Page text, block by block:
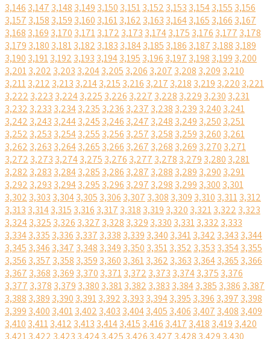
3,146 3,147 3,148 3,149 3,150 3,1513,152 3,153 3,1543,155 3,156
3,157 3,158 3,159 3,160 3,1613,162 3,163 3,1643,165 3,166 3,167
3,168 3,169 3,170 3,1713,172 3,173 3,1743,175 3,176 3,177 3,178
3,179 3,180 3,1813,182 3,183 3,1843,185 3,186 3,187 3,188 3,189
3,190 3,1913,192 3,193 3,1943,195 3,196 3,197 3,198 3,199 3,200
3,2013,202 3,203 3,2043,205 3,206 3,207 3,208 3,209 3,210
3,2113,212 3,213 3,2143,215 3,216 3,217 3,218 3,219 3,220 3,221
3,222 3,223 3,2243,225 3,226 3,227 3,228 3,229 3,230 3,231
3,232 3,233 3,2343,235 3,236 3,237 3,238 3,239 3,240 3,241
3,242 3,243 3,2443,245 3,246 3,247 3,248 3,249 3,250 3,251
3,252 3,253 3,2543,255 3,256 3,257 3,258 3,259 3,260 3,261
3,262 3,263 3,2643,265 3,266 3,267 3,268 3,269 3,270 3,271
3,272 3,273 3,2743,275 3,276 3,277 3,278 3,279 3,280 3,281
3,282 3,283 3,2843,285 3,286 3,287 3,288 3,289 3,290 3,291
3,292 3,293 3,2943,295 3,296 3,297 3,298 3,299 3,300 3,301
3,302 3,303 3,3043,305 3,306 3,307 3,308 3,309 3,310 3,3113,312
3,313 3,3143,315 3,316 3,317 3,318 3,319 3,320 3,3213,322 3,323
3,3243,325 3,326 3,327 3,328 3,329 3,330 3,3313,332 3,333
3,3343,335 3,336 3,337 3,338 3,339 3,340 3,3413,342 3,343 3,344
3,345 3,346 3,347 3,348 3,349 3,350 3,3513,352 3,353 3,3543,355
3,356 3,357 3,358 3,359 3,360 3,3613,362 3,363 3,3643,365 3,366
3,367 3,368 3,369 3,370 3,3713,372 3,373 3,3743,375 3,376
3,377 3,378 3,379 3,380 3,3813,382 3,383 3,3843,385 3,386 3,387
3,388 3,389 3,390 3,3913,392 3,393 3,3943,395 3,396 3,397 3,398
3,399 3,400 3,4013,402 3,403 3,4043,405 3,406 3,407 3,408 3,409
3,410 3,4113,412 3,413 3,4143,415 3,416 3,417 3,418 3,419 3,420